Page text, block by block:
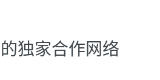
独家合作网络